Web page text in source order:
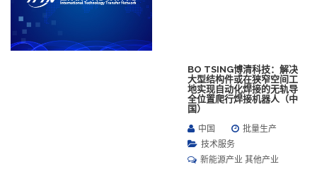
BO TSING博清科技：解决
大型结构件或在狭窄空间工
地实现自动化焊接的无轨导
全位置爬行焊接机器人（中
国）
中国
批量生产
技术服务
新能源产业 其他产业